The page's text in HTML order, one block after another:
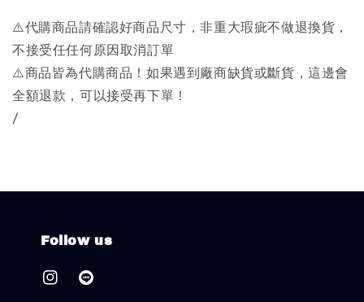
⚠️代購商品請確認好商品尺寸，非重大瑕疵不做退換貨，
不接受任任何原因取消訂單
⚠️商品皆為代購商品！如果遇到廠商缺貨或斷貨，這邊會
全額退款，可以接受再下單！
/
Follow us